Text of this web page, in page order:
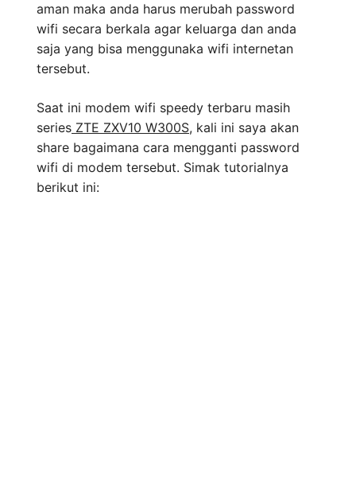
aman maka anda harus merubah password
wifi secara berkala agar keluarga dan anda
saja yang bisa menggunaka wifi internetan
tersebut.
Saat ini modem wifi speedy terbaru masih
series ZTE ZXV10 W300S, kali ini saya akan
share bagaimana cara mengganti password
wifi di modem tersebut. Simak tutorialnya
berikut ini: